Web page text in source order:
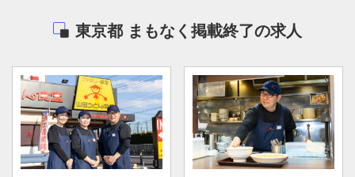
東京都 まもなく掲載終了の求人